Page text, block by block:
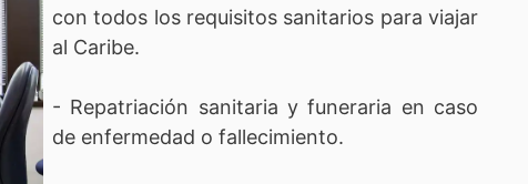
con todos los requisitos sanitarios para viajar
al Caribe.
- Repatriación sanitaria y funeraria en caso
de enfermedad o fallecimiento.